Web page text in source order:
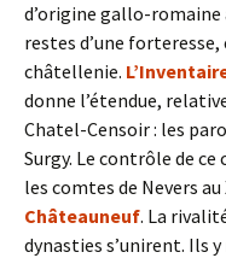
d’origine gallo-romaine
restes d’une
châtellenie.
donne l’étendue,
Chatel-Censoir : les
Surgy. Le contrôle de
les comtes de Nevers
Châteauneuf. La
dynasties s’unirent. Ils